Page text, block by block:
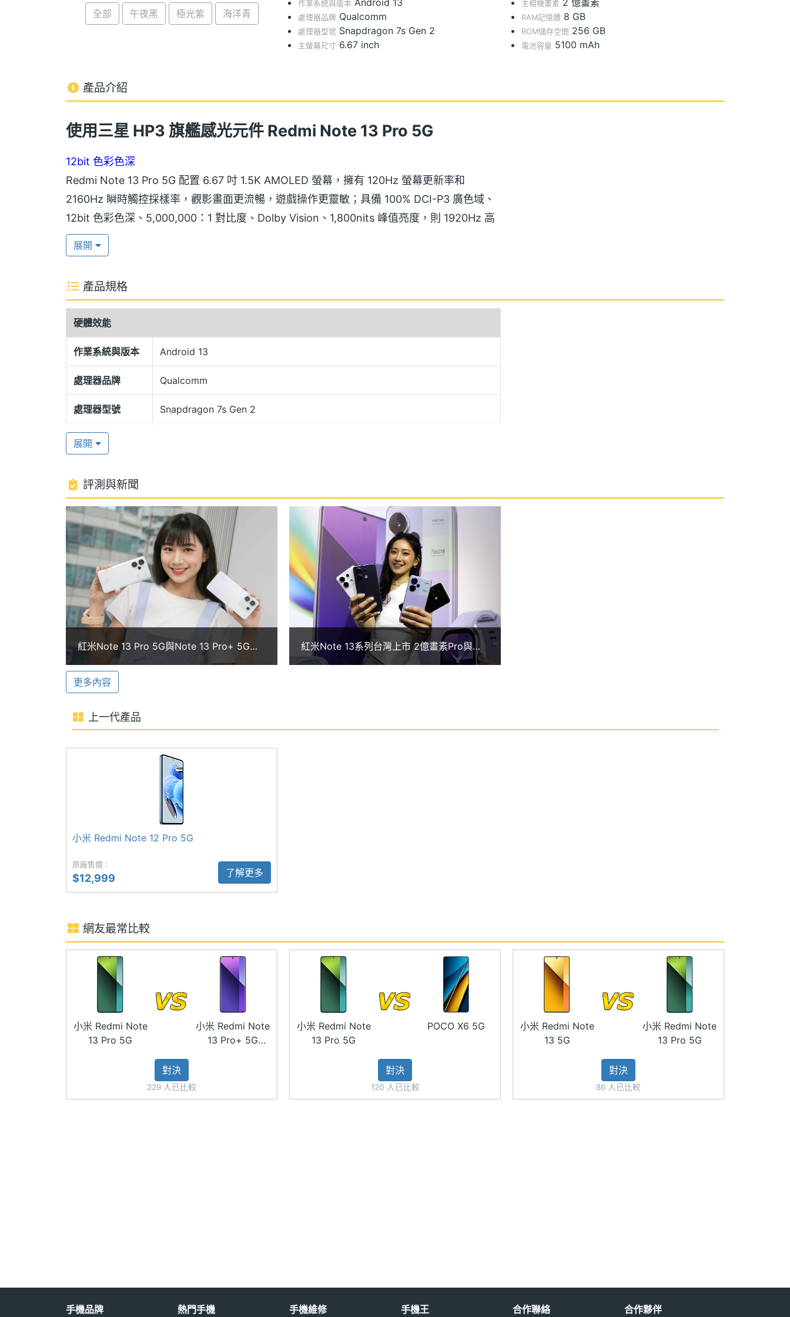
全部 午夜黑 極光紫 海洋青
作業系統與版本 Android 13
處理器品牌 Qualcomm
處理器型號 Snapdragon 7s Gen 2
主螢幕尺寸 6.67 inch
主相機畫素 2 億畫素
RAM記憶體 8 GB
ROM儲存空間 256 GB
電池容量 5100 mAh
產品介紹
使用三星 HP3 旗艦感光元件 Redmi Note 13 Pro 5G
12bit 色彩色深
Redmi Note 13 Pro 5G 配置 6.67 吋 1.5K AMOLED 螢幕，擁有 120Hz 螢幕更新率和
2160Hz 瞬時觸控採樣率，觀影畫面更流暢，遊戲操作更靈敏；具備 100% DCI-P3 廣色域、
12bit 色彩色深、5,000,000：1 對比度、Dolby Vision、1,800nits 峰值亮度，則 1920Hz 高
頻 PWM 調光、智慧亮度調節與三重德國 TÜV 萊茵認證可降低藍光對眼睛的傷害。
Redmi Note 13 Pro 5G 機身採用立邊平面邊框設計，超細四窄邊框螢幕設計觀賞更具沉浸
感，結合金剛骨骼架構、IP54 防塵防水與雙面玻璃，整體更加堅固、耐用，搭配 7.98mm 輕
薄厚度，握持手感輕盈舒適，首度搭載螢幕下指紋辨識、解鎖方便快捷；具備雙立體聲揚聲
器，支援 Dolby Atmos，觀賞影片增加震撼感；保留 3.5mm 耳機孔。
67W 快充
Redmi Note 13 Pro 5G 運行 Android 13 作業系統與 MIUI 14 操作介面，搭載 Qualcomm
Snapdragon 7s Gen 2 八核心處理器，內建 8GB RAM / 256GB ROM，具備 5G + 5G 雙卡
雙待、支援 eSIM、Wi-Fi 5、藍牙 5.2、NFC 、紅外線發射器；續航部分，使用 5,100mAh
擎，有效延緩電池老化。
2 億畫素主鏡頭
Redmi Note 13 Pro 5G 後置 2 億畫素主鏡頭 + 800 萬畫素超廣角鏡頭 + 200 萬畫素微距鏡
頭 ，主鏡頭使用三星 HP3 旗艦感光元件，擁有 F1.65 大光圈，結合小米影像大腦 AI 演算
法，具備 4 倍光學品質級變焦，即使放大拍攝能夠不失細節，夜晚低光源拍攝也依然清晰；
主鏡頭支援 OIS、EIS 防手震，拍攝錄影穩定不模糊；前置 1,600 萬畫素鏡頭具備 AI 美顏、
臉部解鎖。
◎ 5G + 5G 雙卡雙待、支援 eSIM
◎ 6.67 吋 2,712 x 1,220pixels 解析度 1.5K AMOLED 螢幕（120Hz 螢幕更新率）
◎ Qualcomm Snapdragon 7s Gen 2 八核心處理器
◎ 8GB RAM / 256GB ROM（LPDDR4X / UFS2.2）
◎ 前置 1,600 萬畫素鏡頭
◎ 3.5mm 耳機孔
◎ IP54 防塵防水等級
◎ 配備 5,100mAh 電量
◎ 採用 USB Type-C 傳輸埠，支援 67W 快充、 PD2.0、PD3.0 快充
Redmi Note 13 Pro 5G 快速開箱
展開
產品規格
硬體效能
作業系統與版本 Android 13
處理器品牌 Qualcomm
處理器型號 Snapdragon 7s Gen 2
處理器時脈
圖形處理器 Adreno 710
RAM記憶體 8 GB
記憶體格式 LPDDR4X
ROM儲存空間 256 GB
儲存空間格式
電池容量 5100 mAh
顯示螢幕
主螢幕解析度 2712x1220 pixels
1800 nits
AMOLED
Gorilla Glass Victus
主螢幕觸控 Yes
主螢幕更新率
相機規格
主相機畫素
主相機感光元件
主相機光圈F
Yes
第二主相機光圈F
展開
評測與新聞
紅米Note 13 Pro 5G與Note 13 Pro+ 5G怎
麼挑？開箱、拍照與跑分比較
紅米Note 13系列台灣上市 2億畫素Pro與
Pro+開賣
更多內容
上一代產品
小米 Redmi Note 12 Pro 5G
原廠售價：
$12,999 了解更多
網友最常比較
小米 Redmi Note
13 Pro 5G
小米 Redmi Note
13 Pro+ 5G
對決
229 人已比較
小米 Redmi Note
13 Pro 5G
POCO X6 5G
對決
120 人已比較
小米 Redmi Note
13 5G
小米 Redmi Note
13 Pro 5G
對決
86 人已比較
手機品牌 熱門手機 手機維修 手機王 合作聯絡 合作夥伴